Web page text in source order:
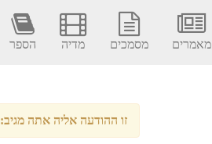
מאמרים מסמכים מדיה הספר
זו ההודעה אליה אתה מגיב: